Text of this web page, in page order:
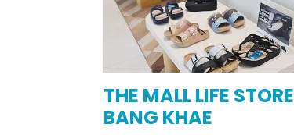
THE MALL LIFE STORE
BANG KHAE